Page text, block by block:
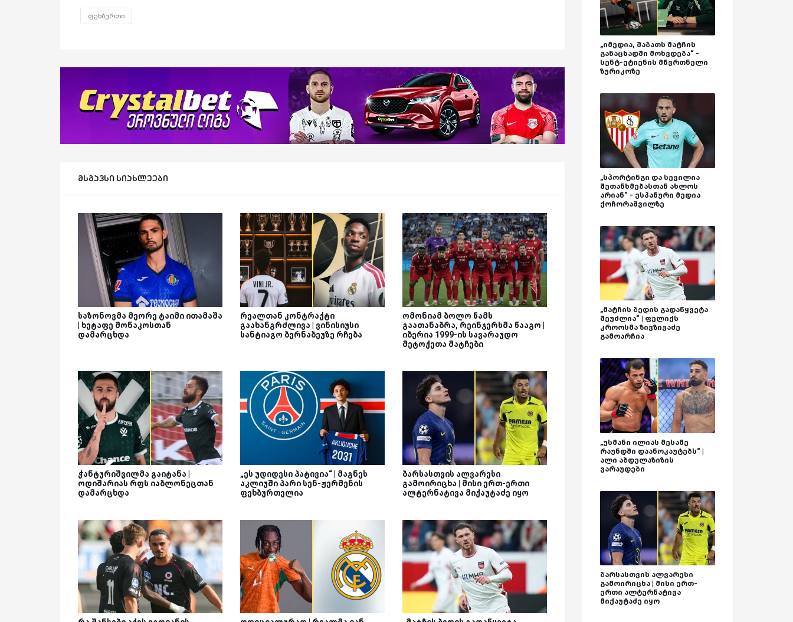
ფეხბურთი
მსგავსი სიახლეები
საზონოვმა მეორე ტაიმი ითამაშა
| ხეტაფე მონაკოსთან
დამარცხდა
რეალთან კონტრაქტი
გაახანგრძლივა | ვინისიუსი
სანტიაგო ბერნაბეუზე რჩება
ომონიამ ბოლო წამს
გაათანაბრა, რეინჯერსმა წააგო |
იბერია 1999-ის სავარაუდო
მეტოქეთა მატჩები
ჭანტურიშვილმა გაიტანა |
ოდიშარიას რფს იაბლონეცთან
დამარცხდა
„ეს უდიდესი პატივია“ | მაგნეს
აკლიუში პარი სენ-ჟერმენის
ფეხბურთელია
ბარსასთვის ალვარესი
გამოირიცხა | მისი ერთ-ერთი
ალტერნატივა მიქაუტაძე იყო
„იმედია, შაბათს მატჩის
განაცხადში მოხვდება“ -
სენტ-ეტიენის მწვრთნელი
ზურიკოზე
„სპორტინგი და სევილია
შეთანხმებასთან ახლოს
არიან“ - ესპანური მედია
ქოჩორაშვილზე
„მატჩის ბედის გადაწყვეტა
შეუძლია“ | ფელიქს
კროოსმა ზივზივაძე
გამოარჩია
„უსმანი ილიას მესამე
რაუნდში დაანოკაუტებს“ |
ალი აბდელაზიზის
ვარაუდები
ბარსასთვის ალვარესი
გამოირიცხა | მისი ერთ-
ერთი ალტერნატივა
მიქაუტაძე იყო